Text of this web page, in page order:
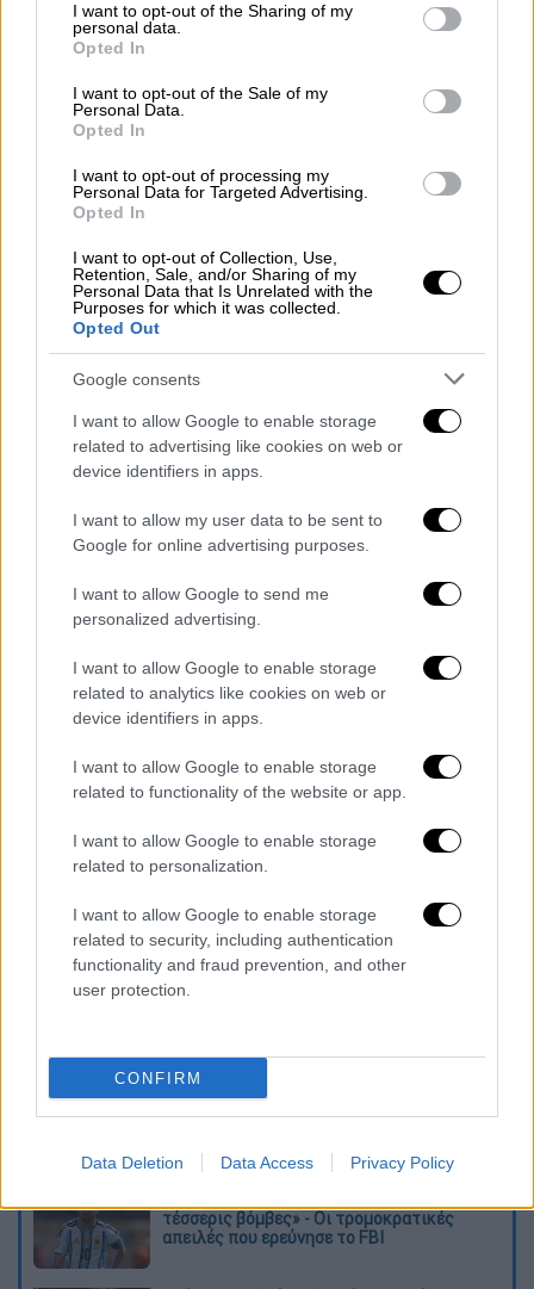
not limited to your visit or usage behaviour. You may click to
grant or deny consent to Google and its third-party tags to
use your data for below specified purposes in below Google
consent section.
I want to opt-out of the Sharing of my
personal data.
Opted In
I want to opt-out of the Sale of my
Personal Data.
Opted In
I want to opt-out of processing my
Personal Data for Targeted Advertising.
Opted In
I want to opt-out of Collection, Use,
Retention, Sale, and/or Sharing of my
Personal Data that Is Unrelated with the
Purposes for which it was collected.
Opted Out
Google consents
I want to allow Google to enable storage
related to advertising like cookies on web or
device identifiers in apps.
I want to allow my user data to be sent to
Google for online advertising purposes.
I want to allow Google to send me
personalized advertising.
I want to allow Google to enable storage
related to analytics like cookies on web or
device identifiers in apps.
I want to allow Google to enable storage
related to functionality of the website or app.
I want to allow Google to enable storage
related to personalization.
I want to allow Google to enable storage
related to security, including authentication
functionality and fraud prevention, and other
user protection.
CONFIRM
Data Deletion Data Access Privacy Policy
Ελλάδα|14.11.2024 16:00
Σοκ στην Αργολίδα: Εκατοντάδες
νεκρά πουλιά στην παραλιακή
Ναυπλίου – Νέας Κίου –
Αποκαρδιωτικές εικόνες
Άγριο ξύλο μέρα μεσημέρι
Όπως μεταδίδει το
γίνει γνωστό μέχρι στιγμής τι προκάλεσε
μαύρη
Mercedesστην οποία επέβαιναν 4 άτομα –
πιθανότατα αλλοδαποί – σταμάτησε έξω από
της επιτέθηκαν με μπουνιές και κλωτσιές
στους νεαρούς
«Τέτοιο ξύλο δεν έχω ξαναδεί. Πρέπει να
Mercedes…», δήλωσε αυτόπτης μάρτυρας.
«Σοκαριστήκαμε. Άρχισαν να βρίζονται και
ξαφνικά τους βλέπουμε να παρατάνε το
αυτοκίνητο στη μέση του δρόμου και να
αρχίζουν τις μπουνιές και τις κλωτσιές…»
Η αστυνομία ενημερώθηκε από περαστικούς
αλλά μέχρι να φτάσει στο σημείο, είχε
εξαφανιστεί τόσο το μαύρο αυτοκίνητο, όσο
και τα νεαρά παιδιά που ξυλοκοπήθηκαν
άγρια.
Διαβάστε ακόμη
Επιστήμονες ανακάλυψαν τον τέταρτο
γνωστό τύπο μεταδοτικού καρκίνου στον
τέσσερις βόμβες» - Οι τρομοκρατικές
απειλές που ερεύνησε το FBI